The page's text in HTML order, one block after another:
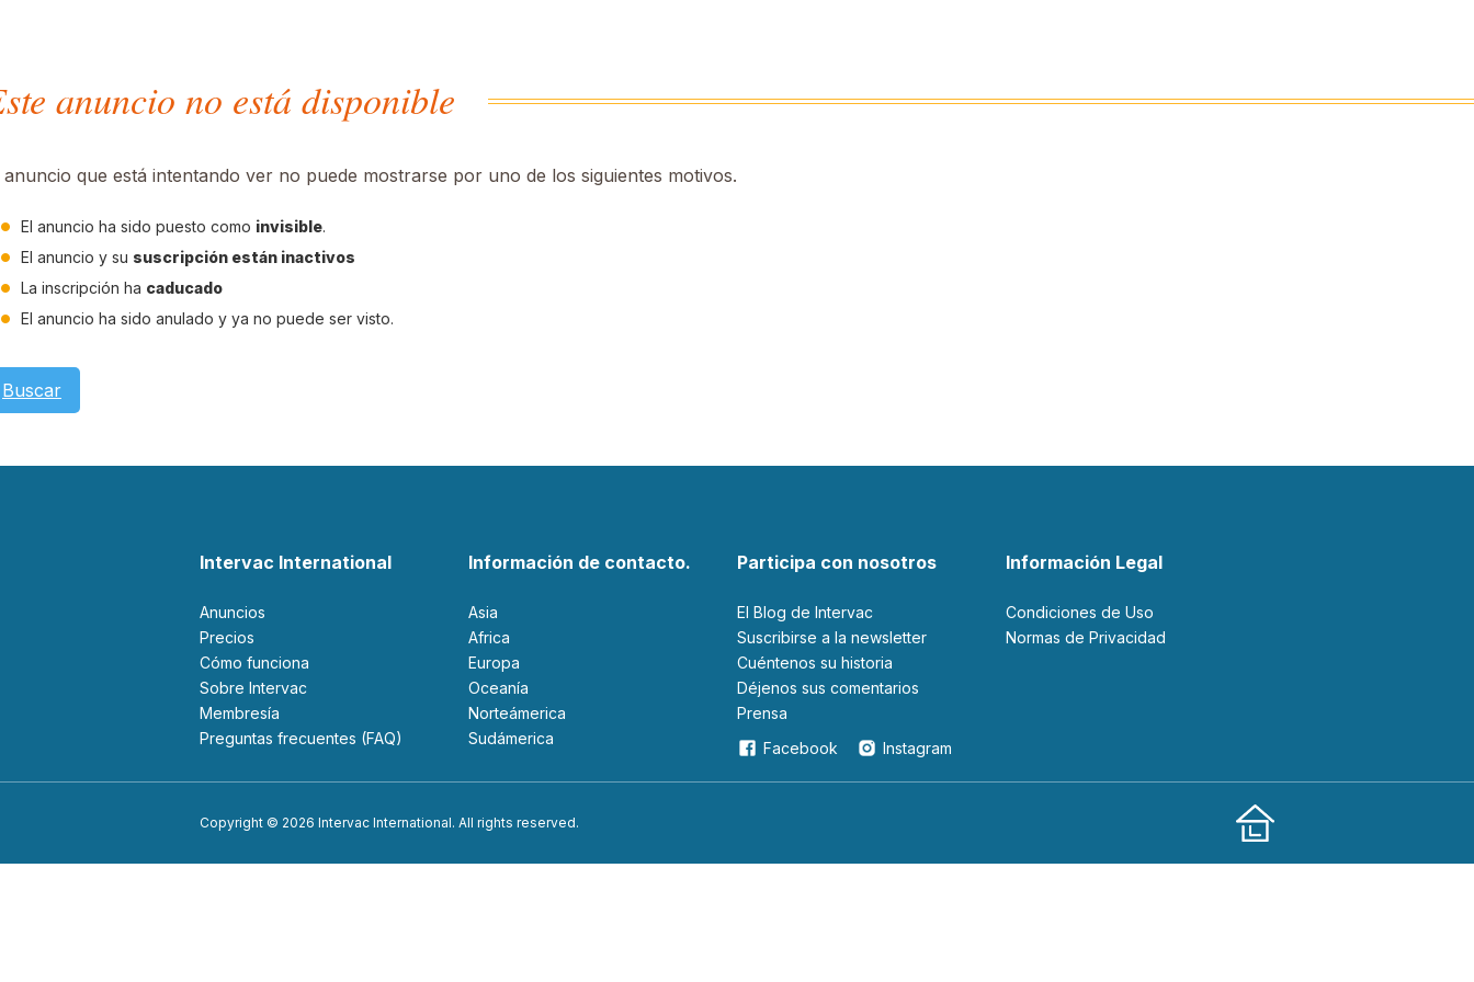
anuncio no está disponible
anuncio que está intentando ver no puede mostrarse por uno de los siguientes motivos.
El anuncio ha sido puesto como invisible.
El anuncio y su suscripción están inactivos
La inscripción ha caducado
El anuncio ha sido anulado y ya no puede ser visto.
Buscar
Intervac International
Anuncios
Precios
Cómo funciona
Sobre Intervac
Membresía
Preguntas frecuentes (FAQ)
Información de contacto.
Asia
Africa
Europa
Oceanía
Norteámerica
Sudámerica
Participa con nosotros
El Blog de Intervac
Suscribirse a la newsletter
Cuéntenos su historia
Déjenos sus comentarios
Prensa
Facebook
Instagram
Información Legal
Condiciones de Uso
Normas de Privacidad
Copyright © 2026 Intervac International. All rights reserved.